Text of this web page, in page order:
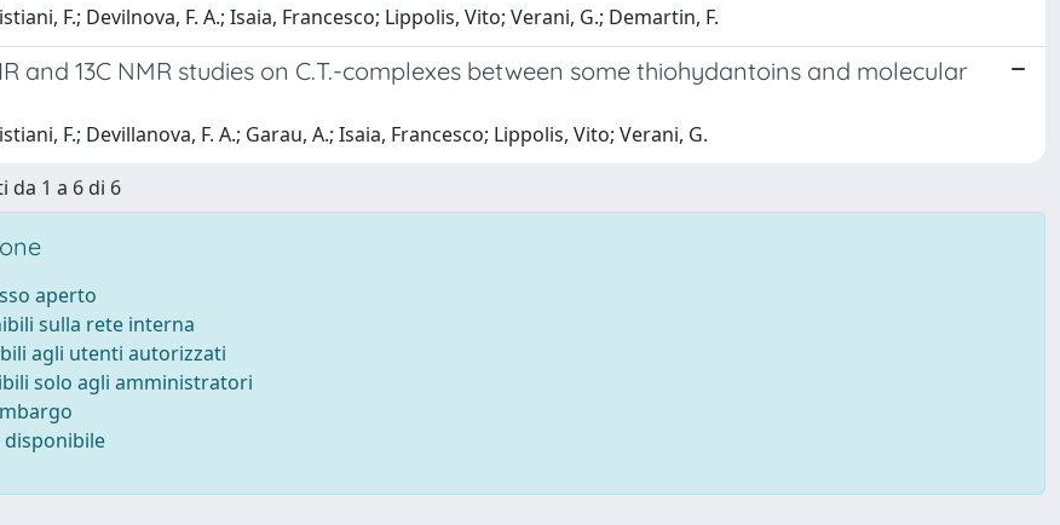
F.; Devilnova, F. A.; Isaia, Francesco; Lippolis, Vito; Verani, G.; Demartin, F.
and 13C NMR studies on C.T.-complexes between some thiohydantoins and molecular
F.; Devillanova, F. A.; Garau, A.; Isaia, Francesco; Lippolis, Vito; Verani, G.
1 a 6 di 6
aperto
sulla rete interna
agli utenti autorizzati
solo agli amministratori
disponibile